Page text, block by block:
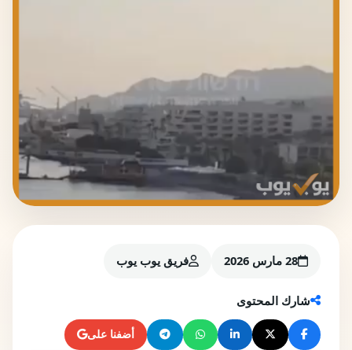
28 مارس 2026 فريق يوب يوب
شارك المحتوى
أضفنا على